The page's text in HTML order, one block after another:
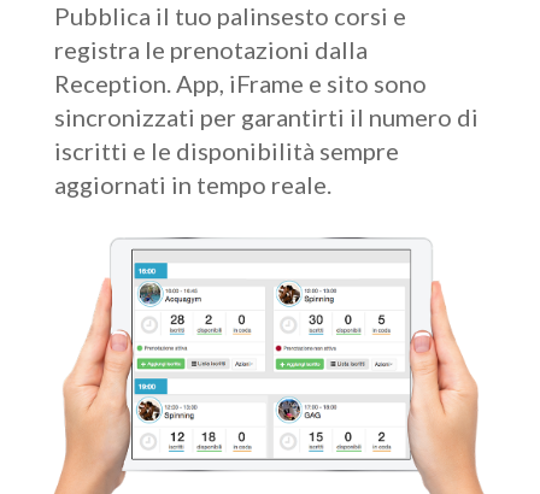
Pubblica il tuo palinsesto corsi e
registra le prenotazioni dalla
Reception. App, iFrame e sito sono
sincronizzati per garantirti il numero di
iscritti e le disponibilità sempre
aggiornati in tempo reale.